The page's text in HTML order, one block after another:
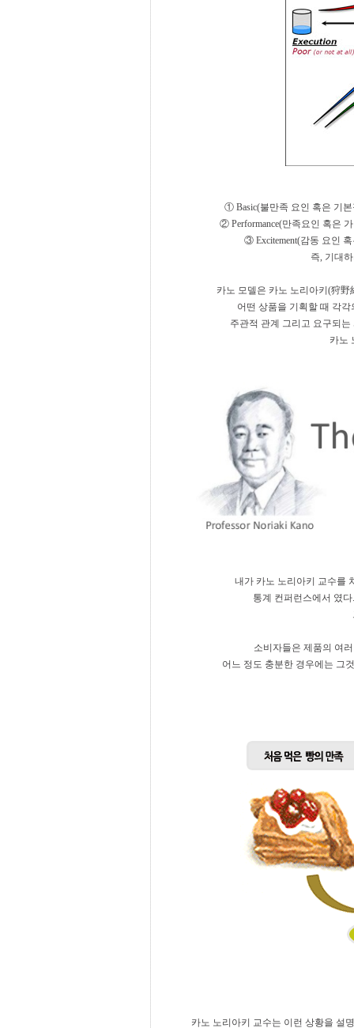
① Basic(불만족 요인 혹은 기
② Performance(만족요인 혹은
③ Excitement(감동 요인
즉, 기대
카노 모델은 카노 노리아키(狩
어떤 상품을 기획할 때 각
주관적 관계 그리고 요구되
카노
내가 카노 노리아키 교수를
통계 컨퍼런스에서 였
소비자들은 제품의 여
어느 정도 충분한 경우에는 그
카노 노리아키 교수는 이런 상황을 설